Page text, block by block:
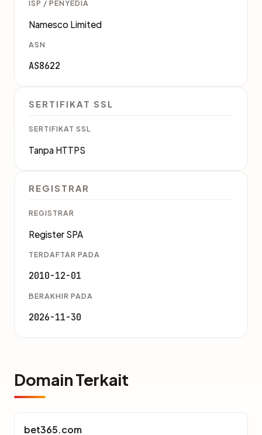
ISP / PENYEDIA
Namesco Limited
ASN
AS8622
SERTIFIKAT SSL
SERTIFIKAT SSL
Tanpa HTTPS
REGISTRAR
REGISTRAR
Register SPA
TERDAFTAR PADA
2010-12-01
BERAKHIR PADA
2026-11-30
Domain Terkait
bet365.com